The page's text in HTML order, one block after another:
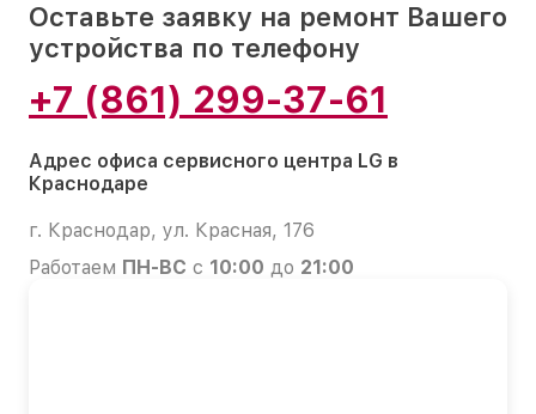
Оставьте заявку на ремонт Вашего
устройства по телефону
+7 (861) 299-37-61
Адрес офиса сервисного центра LG в
Краснодаре
г. Краснодар, ул. Красная, 176
Работаем ПН-ВС с 10:00 до 21:00